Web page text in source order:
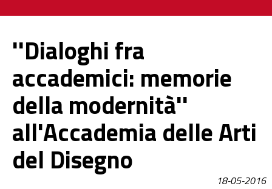
''Dialoghi fra
accademici: memorie
della modernità''
all'Accademia delle Arti
del Disegno
18-05-2016